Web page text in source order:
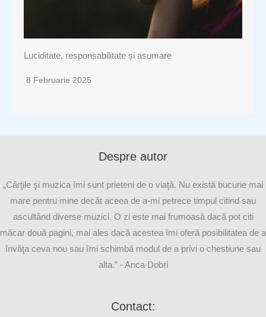
Luciditate, responsabilitate și asumare
8 Februarie 2025
Despre autor
„Cărţile şi muzica îmi sunt prieteni de o viaţă. Nu există bucurie mai
mare pentru mine decât aceea de a-mi petrece timpul citind sau
ascultând diverse muzici. O zi este mai frumoasă dacă pot citi
măcar două pagini, mai ales dacă acestea îmi oferă posibilitatea de a
învăţa ceva nou sau îmi schimbă modul de a privi o chestiune sau
alta.” - Anca Dobri
Contact: